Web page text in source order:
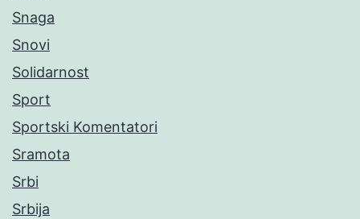
Snaga
Snovi
Solidarnost
Sport
Sportski Komentatori
Sramota
Srbi
Srbija